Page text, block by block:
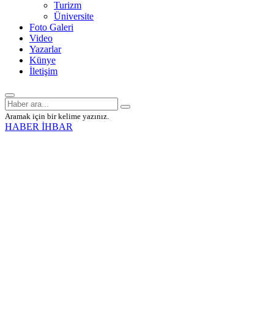
Turizm
Üniversite
Foto Galeri
Video
Yazarlar
Künye
İletişim
Aramak için bir kelime yazınız.
HABER İHBAR